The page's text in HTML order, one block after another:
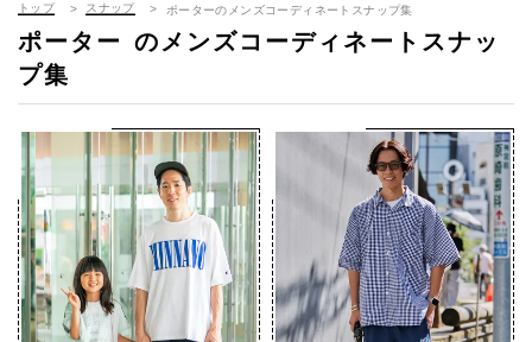
トップ スナップ ポーターのメンズコーディネートスナップ集
ポーター のメンズコーディネートスナッ
プ集